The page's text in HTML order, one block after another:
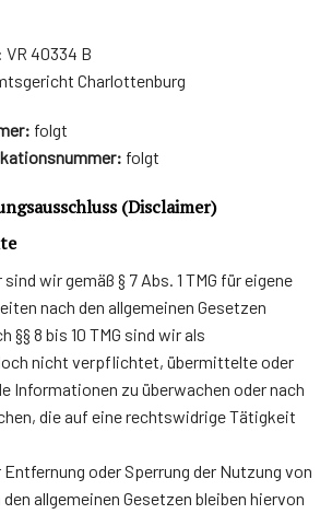
40334 B
Charlottenburg
folgt
folgt
(Disclaimer)
wir gemäß § 7 Abs. 1 TMG für eigene
nach den allgemeinen Gesetzen
8 bis 10 TMG sind wir als
nicht verpflichtet, übermittelte oder
Informationen zu überwachen oder nach
die auf eine rechtswidrige Tätigkeit
oder Sperrung der Nutzung von
allgemeinen Gesetzen bleiben hiervon